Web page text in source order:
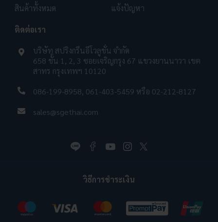
สินค้าทั้งหมด
แจ้งปัญหา
ติดต่อเรา
บริษัท สปริงกรีนอีโวลูชั่น จำกัด
658 ชั้น 1, 2, 3 ซอยเจริญกรุง 67 แขวงยานนาวา เขต
สาทร กรุงเทพฯ 10120
086-199-8958, 061-403-5459 หรือ 02-212-8127
sales@sgethai.com
วิธีการชำระเงิน